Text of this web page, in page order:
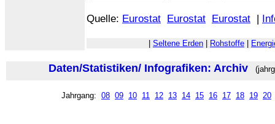
Quelle: Eurostat Eurostat Eurostat |
Seltene Erden Rohstoffe
Daten/Statistiken/ Infografiken: Archiv
Jahrgang: 08 09 10 11 12 13 14 15 16 17 18 19 20